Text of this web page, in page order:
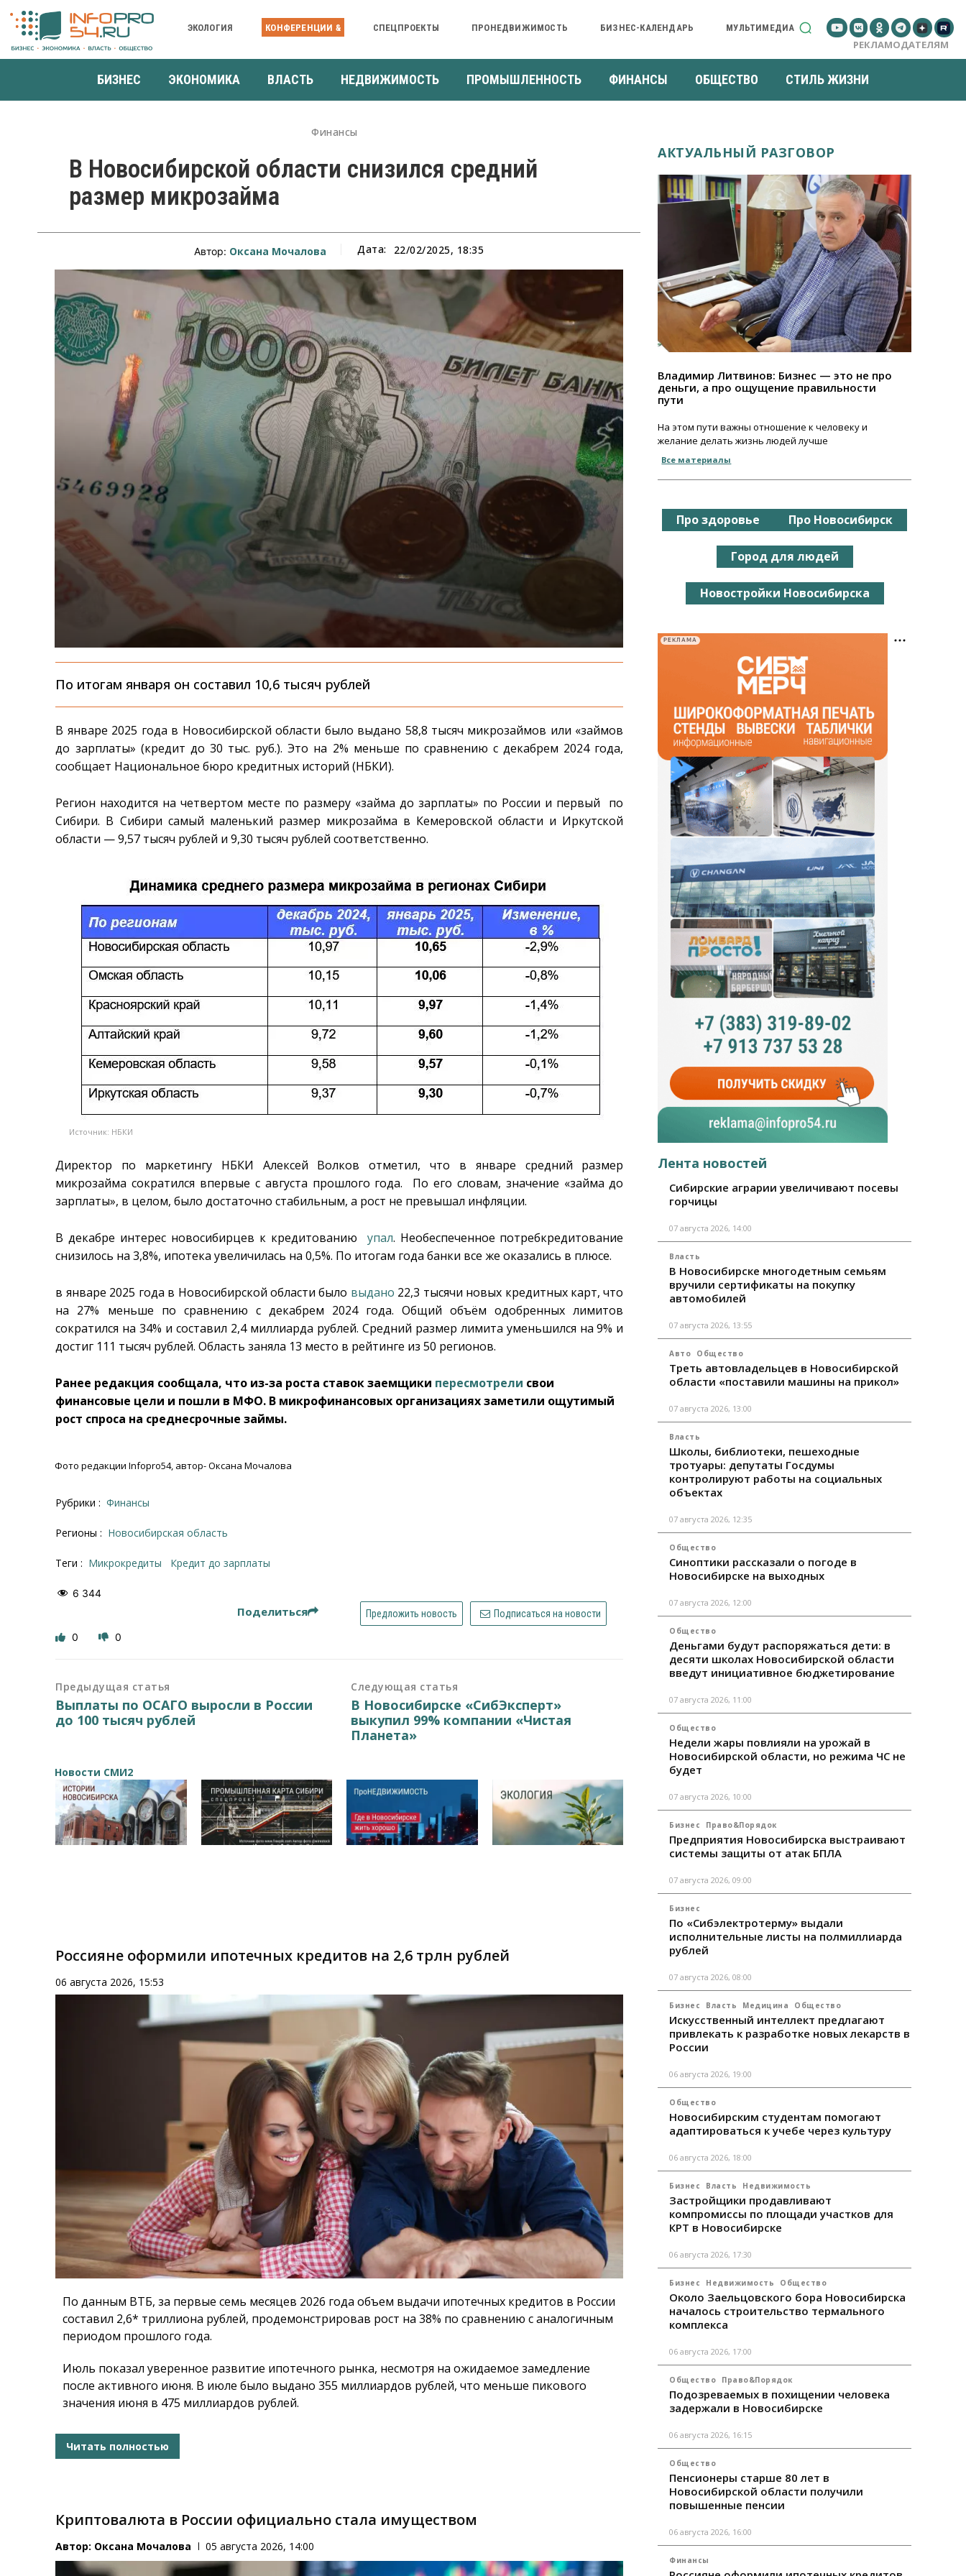
ЭКОЛОГИЯ КОНФЕРЕНЦИИ & СПЕЦПРОЕКТЫ ПРОНЕДВИЖИМОСТЬ БИЗНЕС-КАЛЕНДАРЬ МУЛЬТИМЕДИА
РЕКЛАМОДАТЕЛЯМ
БИЗНЕС ЭКОНОМИКА ВЛАСТЬ НЕДВИЖИМОСТЬ ПРОМЫШЛЕННОСТЬ ФИНАНСЫ ОБЩЕСТВО СТИЛЬ ЖИЗНИ
Финансы
В Новосибирской области снизился средний
размер микрозайма
Автор: Оксана Мочалова Дата: 22/02/2025, 18:35
По итогам января он составил 10,6 тысяч рублей
В январе 2025 года в Новосибирской области было выдано 58,8 тысяч микрозаймов или «займов
до зарплаты» (кредит до 30 тыс. руб.). Это на 2% меньше по сравнению с декабрем 2024 года,
сообщает Национальное бюро кредитных историй (НБКИ).
Регион находится на четвертом месте по размеру «займа до зарплаты» по России и первый по
Сибири. В Сибири самый маленький размер микрозайма в Кемеровской области и Иркутской
области — 9,57 тысяч рублей и 9,30 тысяч рублей соответственно.
Источник: НБКИ
Директор по маркетингу НБКИ Алексей Волков отметил, что в январе средний размер
микрозайма сократился впервые с августа прошлого года. По его словам, значение «займа до
зарплаты», в целом, было достаточно стабильным, а рост не превышал инфляции.
В декабре интерес новосибирцев к кредитованию упал. Необеспеченное потребкредитование
снизилось на 3,8%, ипотека увеличилась на 0,5%. По итогам года банки все же оказались в плюсе.
в январе 2025 года в Новосибирской области было выдано 22,3 тысячи новых кредитных карт, что
на 27% меньше по сравнению с декабрем 2024 года. Общий объём одобренных лимитов
сократился на 34% и составил 2,4 миллиарда рублей. Средний размер лимита уменьшился на 9% и
достиг 111 тысяч рублей. Область заняла 13 место в рейтинге из 50 регионов.
Ранее редакция сообщала, что из-за роста ставок заемщики пересмотрели свои
финансовые цели и пошли в МФО. В микрофинансовых организациях заметили ощутимый
рост спроса на среднесрочные займы.
Фото редакции Infopro54, автор- Оксана Мочалова
Рубрики : Финансы
Регионы : Новосибирская область
Теги : микрокредиты кредит до зарплаты
6 344
Поделиться Предложить новость Подписаться на новости
0 0
Предыдущая статья
Выплаты по ОСАГО выросли в России
до 100 тысяч рублей
Следующая статья
В Новосибирске «СибЭксперт»
выкупил 99% компании «Чистая
Планета»
Новости СМИ2
Россияне оформили ипотечных кредитов на 2,6 трлн рублей
06 августа 2026, 15:53
По данным ВТБ, за первые семь месяцев 2026 года объем выдачи ипотечных кредитов в России
составил 2,6* триллиона рублей, продемонстрировав рост на 38% по сравнению с аналогичным
периодом прошлого года.
Июль показал уверенное развитие ипотечного рынка, несмотря на ожидаемое замедление
после активного июня. В июле было выдано 355 миллиардов рублей, что меньше пикового
значения июня в 475 миллиардов рублей.
Читать полностью
Криптовалюта в России официально стала имуществом
Автор: Оксана Мочалова 05 августа 2026, 14:00
АКТУАЛЬНЫЙ РАЗГОВОР
Владимир Литвинов: Бизнес — это не про
деньги, а про ощущение правильности
пути
На этом пути важны отношение к человеку и
желание делать жизнь людей лучше
Все материалы
Про здоровье Про Новосибирск
Город для людей
Новостройки Новосибирска
РЕКЛАМА
Лента новостей
Сибирские аграрии увеличивают посевы
горчицы
07 августа 2026, 14:00
Власть
В Новосибирске многодетным семьям
вручили сертификаты на покупку
автомобилей
07 августа 2026, 13:55
Авто Общество
Треть автовладельцев в Новосибирской
области «поставили машины на прикол»
07 августа 2026, 13:00
Власть
Школы, библиотеки, пешеходные
тротуары: депутаты Госдумы
контролируют работы на социальных
объектах
07 августа 2026, 12:35
Общество
Синоптики рассказали о погоде в
Новосибирске на выходных
07 августа 2026, 12:00
Общество
Деньгами будут распоряжаться дети: в
десяти школах Новосибирской области
введут инициативное бюджетирование
07 августа 2026, 11:00
Общество
Недели жары повлияли на урожай в
Новосибирской области, но режима ЧС не
будет
07 августа 2026, 10:00
Бизнес Право&Порядок
Предприятия Новосибирска выстраивают
системы защиты от атак БПЛА
07 августа 2026, 09:00
Бизнес
По «Сибэлектротерму» выдали
исполнительные листы на полмиллиарда
рублей
07 августа 2026, 08:00
Бизнес Власть Медицина Общество
Искусственный интеллект предлагают
привлекать к разработке новых лекарств в
России
06 августа 2026, 19:00
Общество
Новосибирским студентам помогают
адаптироваться к учебе через культуру
06 августа 2026, 18:00
Бизнес Власть Недвижимость
Застройщики продавливают
компромиссы по площади участков для
КРТ в Новосибирске
06 августа 2026, 17:30
Бизнес Недвижимость Общество
Около Заельцовского бора Новосибирска
началось строительство термального
комплекса
06 августа 2026, 17:00
Общество Право&Порядок
Подозреваемых в похищении человека
задержали в Новосибирске
06 августа 2026, 16:15
Общество
Пенсионеры старше 80 лет в
Новосибирской области получили
повышенные пенсии
06 августа 2026, 16:00
Финансы